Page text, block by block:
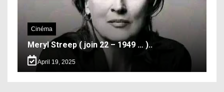
Cinéma
Meryl Streep ( join 22 – 1949 … )..
April 19, 2025